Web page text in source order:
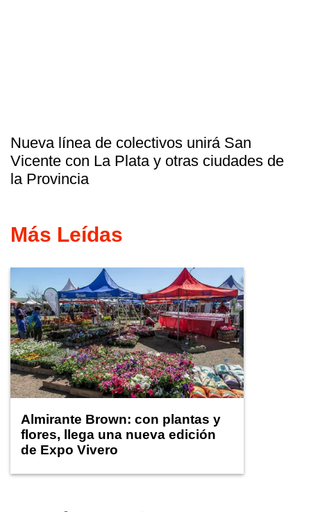
Nueva línea de colectivos unirá San
Vicente con La Plata y otras ciudades de
la Provincia
Más Leídas
Almirante Brown: con plantas y
flores, llega una nueva edición
de Expo Vivero